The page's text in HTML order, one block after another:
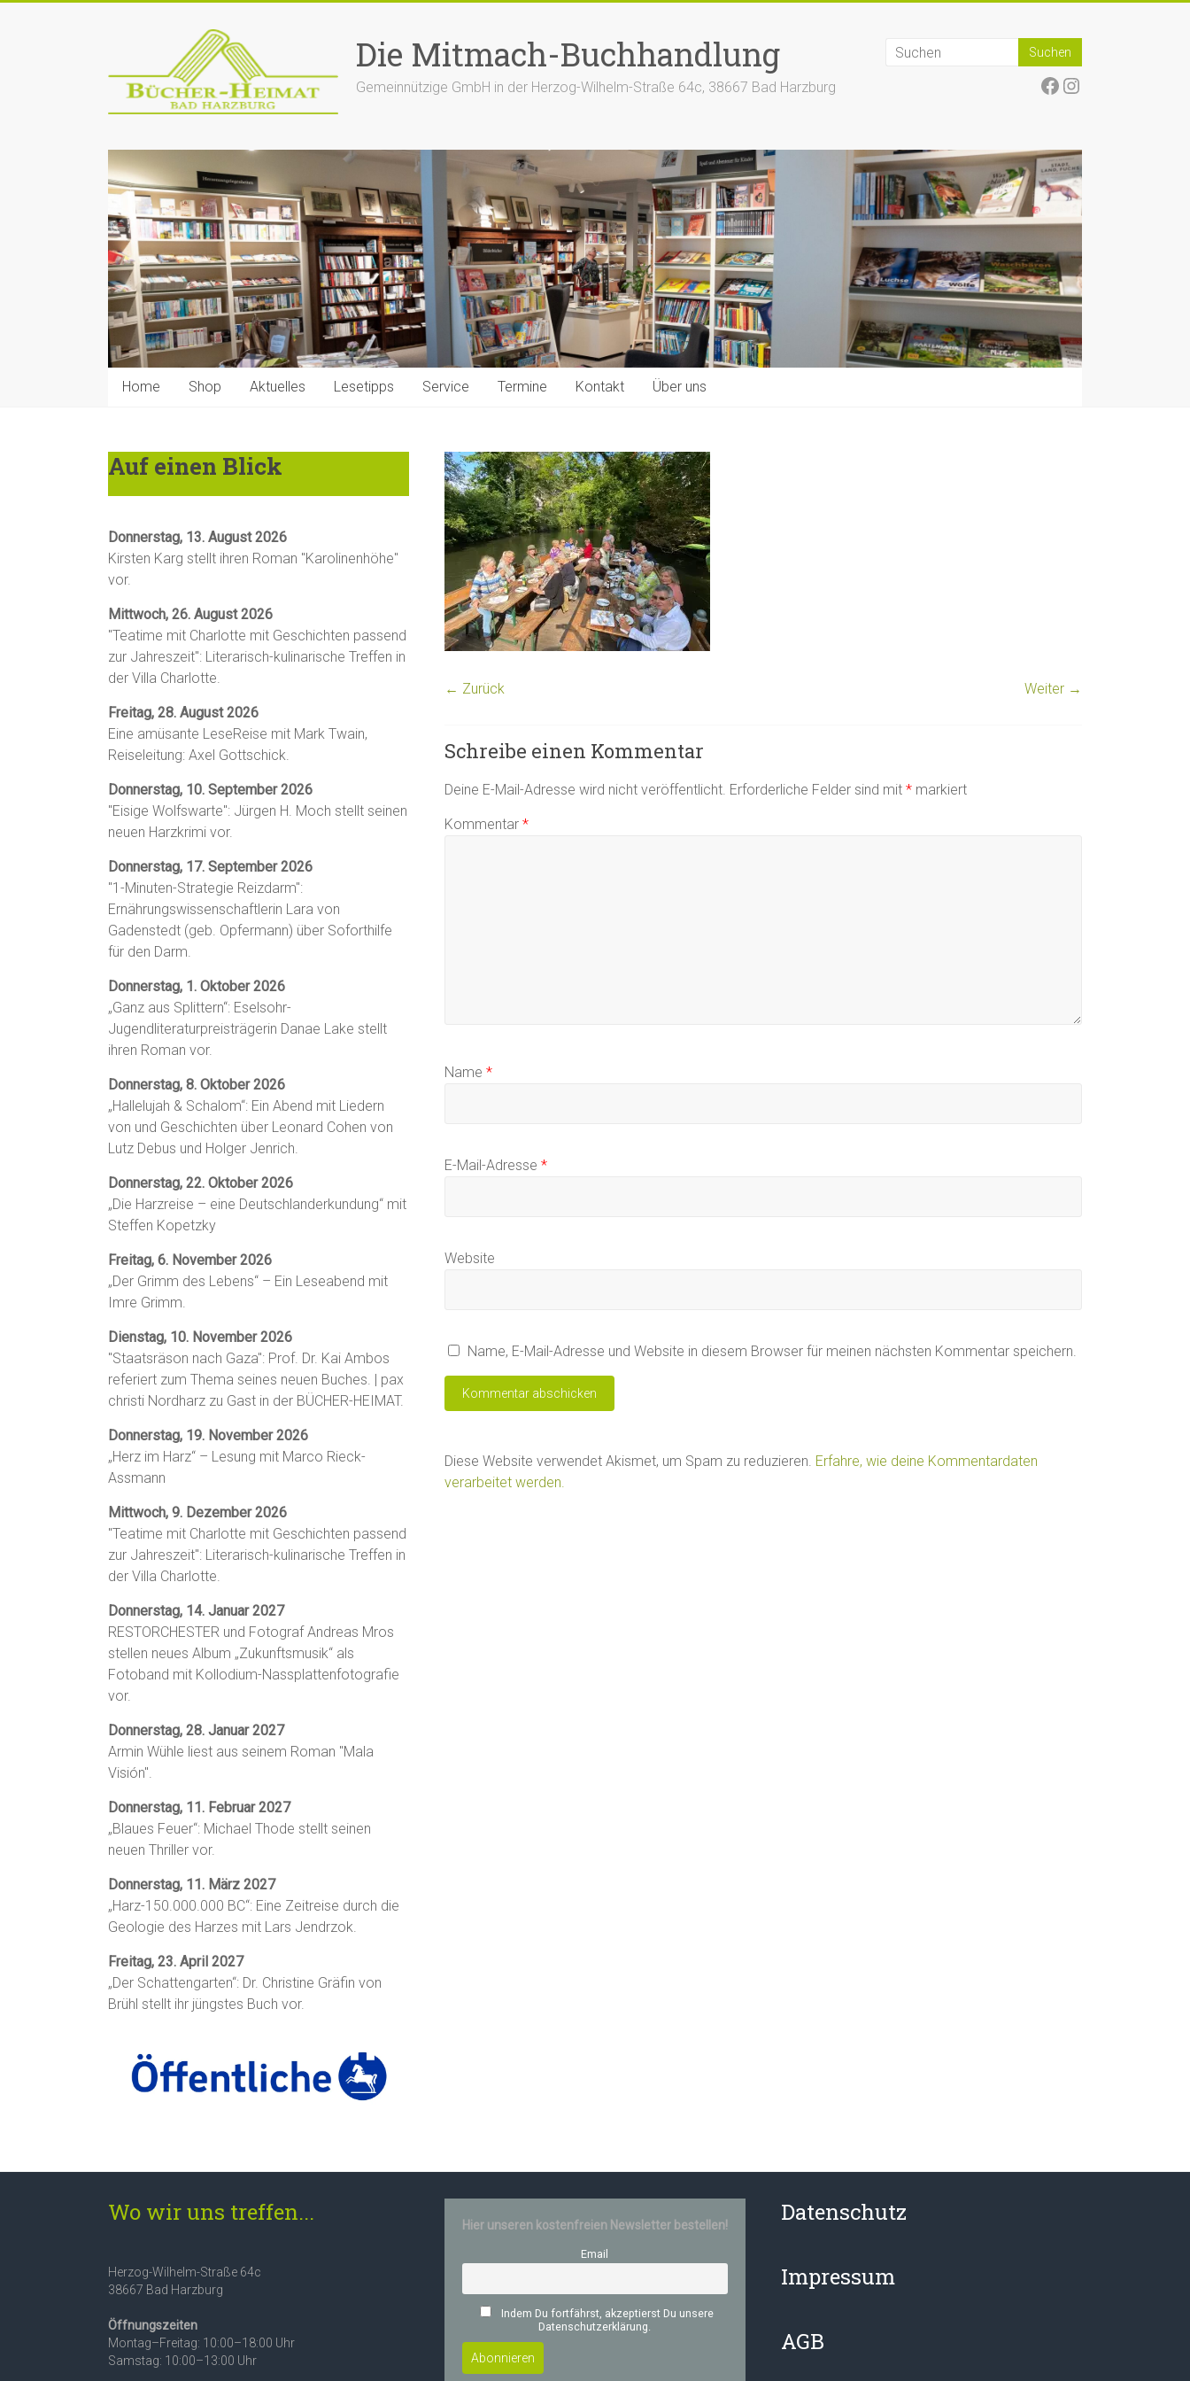
Die Mitmach-Buchhandlung
Gemeinnützige GmbH in der Herzog-Wilhelm-Straße 64c, 38667 Bad Harzburg Facebook
Instagram
Home Shop Aktuelles Lesetipps Service Termine Kontakt Über uns
← Zurück Weiter →
Schreibe einen Kommentar
Deine E-Mail-Adresse wird nicht veröffentlicht. Erforderliche Felder sind mit * markiert
Kommentar *
Name *
E-Mail-Adresse *
Website
Name, E-Mail-Adresse und Website in diesem Browser für meinen nächsten Kommentar speichern.
Diese Website verwendet Akismet, um Spam zu reduzieren. Erfahre, wie deine Kommentardaten
verarbeitet werden.
Auf einen Blick
Donnerstag, 13. August 2026
Kirsten Karg stellt ihren Roman "Karolinenhöhe"
vor.
Mittwoch, 26. August 2026
"Teatime mit Charlotte mit Geschichten passend
zur Jahreszeit": Literarisch-kulinarische Treffen in
der Villa Charlotte.
Freitag, 28. August 2026
Eine amüsante LeseReise mit Mark Twain,
Reiseleitung: Axel Gottschick.
Donnerstag, 10. September 2026
"Eisige Wolfswarte": Jürgen H. Moch stellt seinen
neuen Harzkrimi vor.
Donnerstag, 17. September 2026
"1-Minuten-Strategie Reizdarm":
Ernährungswissenschaftlerin Lara von
Gadenstedt (geb. Opfermann) über Soforthilfe
für den Darm.
Donnerstag, 1. Oktober 2026
„Ganz aus Splittern“: Eselsohr-
Jugendliteraturpreisträgerin Danae Lake stellt
ihren Roman vor.
Donnerstag, 8. Oktober 2026
„Hallelujah & Schalom“: Ein Abend mit Liedern
von und Geschichten über Leonard Cohen von
Lutz Debus und Holger Jenrich.
Donnerstag, 22. Oktober 2026
„Die Harzreise – eine Deutschlanderkundung“ mit
Steffen Kopetzky
Freitag, 6. November 2026
„Der Grimm des Lebens“ – Ein Leseabend mit
Imre Grimm.
Dienstag, 10. November 2026
"Staatsräson nach Gaza": Prof. Dr. Kai Ambos
referiert zum Thema seines neuen Buches. | pax
christi Nordharz zu Gast in der BÜCHER-HEIMAT.
Donnerstag, 19. November 2026
„Herz im Harz“ – Lesung mit Marco Rieck-
Assmann
Mittwoch, 9. Dezember 2026
"Teatime mit Charlotte mit Geschichten passend
zur Jahreszeit": Literarisch-kulinarische Treffen in
der Villa Charlotte.
Donnerstag, 14. Januar 2027
RESTORCHESTER und Fotograf Andreas Mros
stellen neues Album „Zukunftsmusik“ als
Fotoband mit Kollodium-Nassplattenfotografie
vor.
Donnerstag, 28. Januar 2027
Armin Wühle liest aus seinem Roman "Mala
Visión".
Donnerstag, 11. Februar 2027
„Blaues Feuer“: Michael Thode stellt seinen
neuen Thriller vor.
Donnerstag, 11. März 2027
„Harz-150.000.000 BC“: Eine Zeitreise durch die
Geologie des Harzes mit Lars Jendrzok.
Freitag, 23. April 2027
„Der Schattengarten“: Dr. Christine Gräfin von
Brühl stellt ihr jüngstes Buch vor.
Wo wir uns treffen...
Herzog-Wilhelm-Straße 64c
38667 Bad Harzburg
Öffnungszeiten
Montag–Freitag: 10:00–18:00 Uhr
Samstag: 10:00–13:00 Uhr
Hier unseren kostenfreien Newsletter bestellen!
Email
Indem Du fortfährst, akzeptierst Du unsere
Datenschutzerklärung.
Datenschutz
Impressum
AGB